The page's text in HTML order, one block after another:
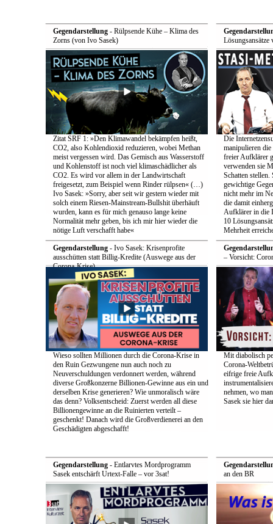
Gegendarstellung- Rülpsende Kühe – Klima des
Zorns (von Ivo Sasek)
Zitat SRF 1: »Den Klimawandel bekämpfen heißt,
CO2, also Kohlendioxid reduzieren, wobei Methan
meist vergessen wird. Das Gemisch aus Wasserstoff
und Kohlenstoff ist noch viel klimaschädlicher als
CO2. Es wird vor allem in der Landwirtschaft
freigesetzt, zum Beispiel wenn Rinder rülpsen« (…)
Ivo Sasek: »Sorry, aber seit wir gestern wieder mit
solch einem Riesen-Mainstream-Bullshit überhäuft
wurden, kann es für mich genauso lange keine
Normalität mehr geben, bis ich mir hier wieder die
nötige Luft verschafft habe«
Lösungsansätze
Die
manipulieren die
freier Aufklärer
verwenden sie
Schatten
gewichtige
nicht mehr im
die damit
Aufklärer in die
10
Mehrheit
Gegendarstellung- Ivo Sasek: Krisenprofite
ausschütten statt Billig-Kredite (Auswege aus der
Corona-Krise)
Wieso sollten Millionen durch die Corona-Krise in
den Ruin Gezwungene nun auch noch zu
Neuverschuldungen verdonnert werden, während
diverse Großkonzerne Billionen-Gewinne aus ein und
derselben Krise generieren? Wie unmoralisch wäre
das denn? Volksentscheid: Zuerst werden all diese
Billionengewinne an die Ruinierten verteilt –
geschenkt! Danach wird die Großverdienerei an den
Geschädigten abgeschafft!
– Vorsicht:
Mit diabolisch
Corona-
eifrige freie
nehmen, wo
Sasek sie hier
Gegendarstellung- Entlarvtes Mordprogramm
Sasek entschärft Urtext-Falle – vor 3sat!
an den BR